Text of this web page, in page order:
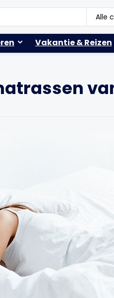
Alle
Vakantie & Reizen